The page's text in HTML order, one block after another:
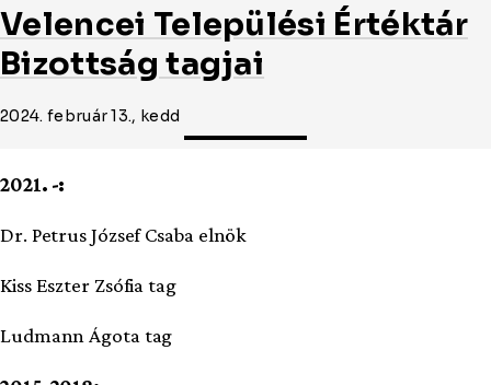
Velencei Települési Értéktár
Bizottság tagjai
2024. február 13., kedd
2021. -:
Dr. Petrus József Csaba elnök
Kiss Eszter Zsófia tag
Ludmann Ágota tag